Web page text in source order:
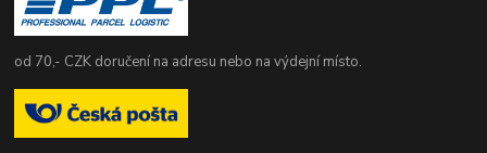
od 70,- CZK doručení na adresu nebo na výdejní místo.